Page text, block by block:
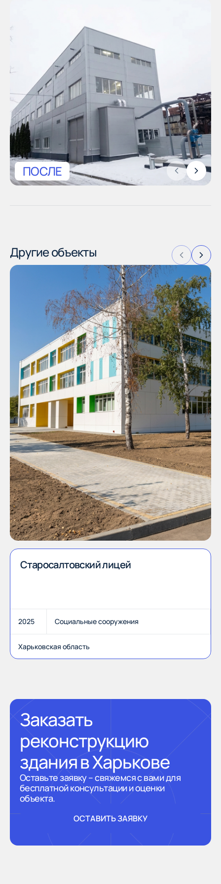
ПОСЛЕ
Другие объекты
Старосалтовский лицей
2025 Социальные сооружения
Харьковская область
Заказать
реконструкцию
здания в Харькове
Оставьте заявку – свяжемся с вами для
бесплатной консультации и оценки
объекта.
ОСТАВИТЬ ЗАЯВКУ